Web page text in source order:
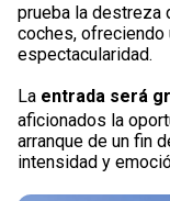
prueba la destreza
coches, ofreciendo
espectacularidad.
La entrada será
aficionados la
arranque de un fin
intensidad y